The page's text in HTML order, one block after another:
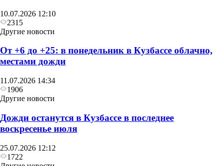
10.07.2026 12:10
2315
Другие новости
От +6 до +25: в понедельник в Кузбассе облачно,
местами дожди
11.07.2026 14:34
1906
Другие новости
Дожди останутся в Кузбассе в последнее
воскресенье июля
25.07.2026 12:12
1722